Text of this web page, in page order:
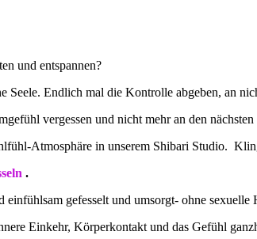
und entspannen?
Seele. Endlich mal die Kontrolle abgeben, an
vergessen und nicht mehr an den
Atmosphäre in unserem Shibari Studio.
.
gefesselt und umsorgt- ohne
Einkehr, Körperkontakt und das Gefühl